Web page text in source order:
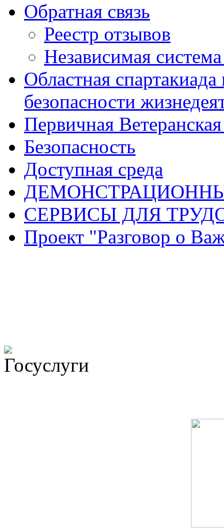
Обратная связь
Реестр отзывов
Независимая
Областная
безопасности
Первичная
Безопасность
Доступная среда
СЕРВИСЫ ДЛЯ
Проект "Разговор о